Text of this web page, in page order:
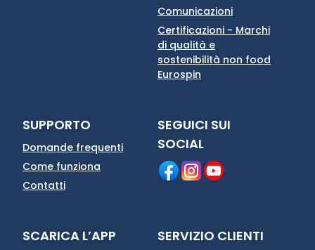
Comunicazioni
Certificazioni - Marchi
di qualità e
sostenibilità non food
Eurospin
SUPPORTO
Domande frequenti
Come funziona
Contatti
SEGUICI SUI
SOCIAL
SCARICA L’APP SERVIZIO CLIENTI